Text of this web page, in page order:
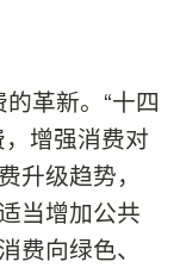
革新。“十四
增强消费对
升级趋势，
当增加公共
费向绿色、